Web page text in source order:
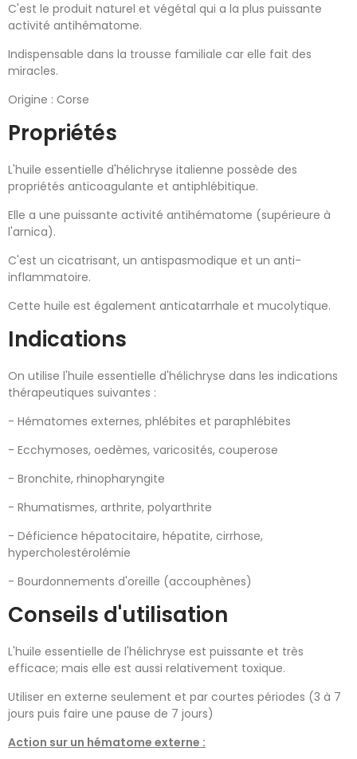
C'est le produit naturel et végétal qui a la plus puissante
activité antihématome.
Indispensable dans la trousse familiale car elle fait des
miracles.
Origine : Corse
Propriétés
L'huile essentielle d'hélichryse italienne possède des
propriétés anticoagulante et antiphlébitique.
Elle a une puissante activité antihématome (supérieure à
l'arnica).
C'est un cicatrisant, un antispasmodique et un anti-
inflammatoire.
Cette huile est également anticatarrhale et mucolytique.
Indications
On utilise l'huile essentielle d'hélichryse dans les indications
thérapeutiques suivantes :
- Hématomes externes, phlébites et paraphlébites
- Ecchymoses, oedèmes, varicosités, couperose
- Bronchite, rhinopharyngite
- Rhumatismes, arthrite, polyarthrite
- Déficience hépatocitaire, hépatite, cirrhose,
hypercholestérolémie
- Bourdonnements d'oreille (accouphènes)
Conseils d'utilisation
L'huile essentielle de l'hélichryse est puissante et très
efficace; mais elle est aussi relativement toxique.
Utiliser en externe seulement et par courtes périodes (3 à 7
jours puis faire une pause de 7 jours)
Action sur un hématome externe :